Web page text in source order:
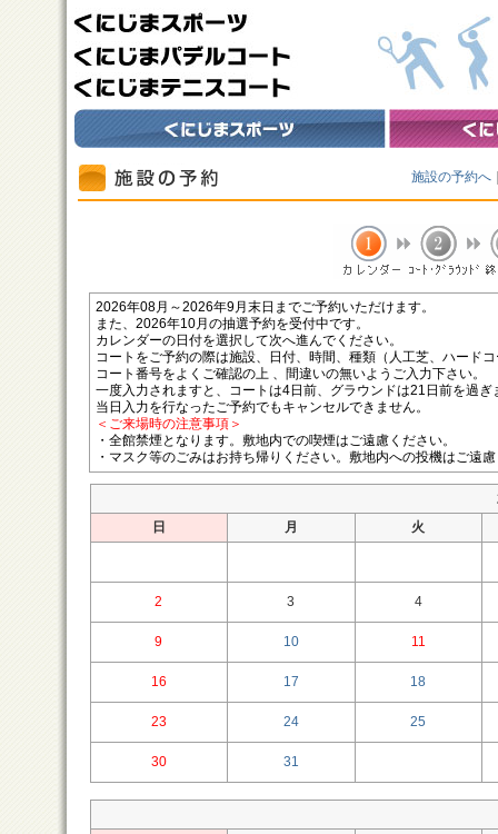
施設の予約へ
2026年08月～2026年9月末日までご予約いただけます。
また、2026年10月の抽選予約を受付中です。
カレンダーの日付を選択して次へ進んでください。
コートをご予約の際は施設、日付、時間、種類（人工芝、ハード
コート番号をよくご確認の上 、間違いの無いようご入力下さい。
一度入力されますと、コートは4日前、グラウンドは21日前を過ぎ
当日入力を行なったご予約でもキャンセルできません。
＜ご来場時の注意事項＞
・全館禁煙となります。敷地内での喫煙はご遠慮ください。
・マスク等のごみはお持ち帰りください。敷地内への投機はご遠
日 月 火
2 3 4
9 10 11
16 17 18
23 24 25
30 31